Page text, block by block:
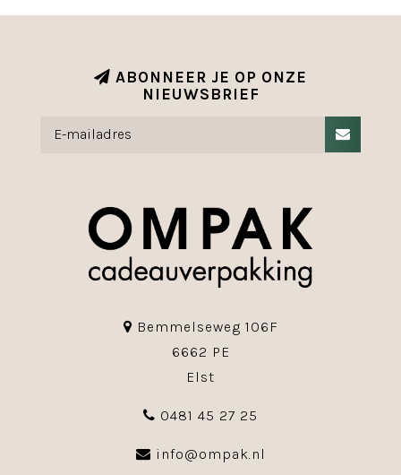
ABONNEER JE OP ONZE
NIEUWSBRIEF
Bemmelseweg 106F
6662 PE
Elst
0481 45 27 25
info@ompak.nl